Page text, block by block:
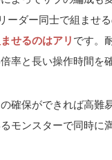
ーダー同士で組ませ
せるのはアリ です。
率と長い操作時間を
確保ができれば高難
モンスターで同時に